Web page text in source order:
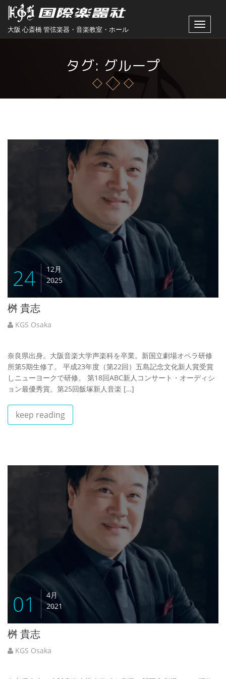
大阪 心斎橋 管弦楽器・音楽教室・ホール
Toggle
タグ: グループ
グループ
24
12月
2025
桝 貴志
KGS Osaka
奈良県出身。大阪音楽大学声楽科を卒業。新国立劇場オペラ研修
所第5期生修了。 平成23年度（第22回）五島記念文化新人賞受賞
しニューヨークで研修。 第18回ABC新人コンサート・オーディシ
ョン最優秀賞。第25回飯塚新人音楽 […]
keep reading
グループ
01
4月
2021
桝 貴志
KGS Osaka